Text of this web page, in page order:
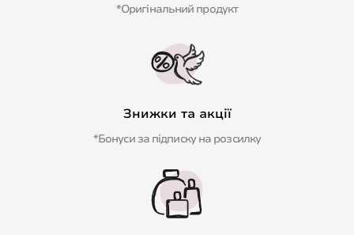
*Оригінальний продукт
Знижки та акції
*Бонуси за підписку на розсилку